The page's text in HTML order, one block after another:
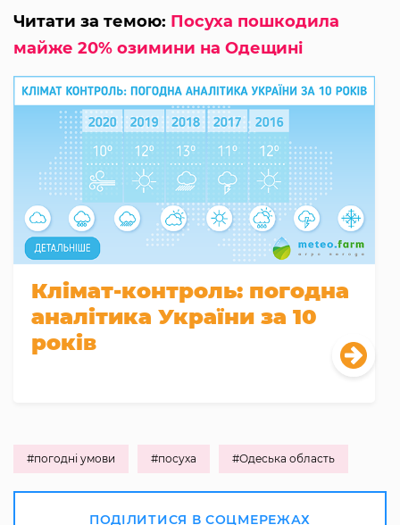
Читати за темою: Посуха пошкодила
майже 20% озимини на Одещині
Клімат-контроль: погодна
аналітика України за 10
років
#погодні умови #посуха #Одеська область
ПОДІЛИТИСЯ В СОЦМЕРЕЖАХ